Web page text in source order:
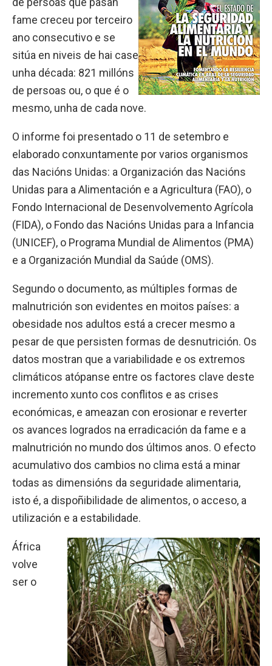
fame creceu por terceiro
ano consecutivo e se
sitúa en niveis de hai case
unha década: 821 millóns
de persoas ou, o que é o
mesmo, unha de cada nove.
O informe foi presentado o 11 de setembro e
elaborado conxuntamente por varios organismos
das Nacións Unidas: a Organización das Nacións
Unidas para a Alimentación e a Agricultura (FAO), o
Fondo Internacional de Desenvolvemento Agrícola
(FIDA), o Fondo das Nacións Unidas para a Infancia
(UNICEF), o Programa Mundial de Alimentos (PMA)
e a Organización Mundial da Saúde (OMS).
Segundo o documento, as múltiples formas de
malnutrición son evidentes en moitos países: a
obesidade nos adultos está a crecer mesmo a
pesar de que persisten formas de desnutrición. Os
datos mostran que a variabilidade e os extremos
climáticos atópanse entre os factores clave deste
incremento xunto cos conflitos e as crises
económicas, e ameazan con erosionar e reverter
os avances logrados na erradicación da fame e a
malnutrición no mundo dos últimos anos. O efecto
acumulativo dos cambios no clima está a minar
todas as dimensións da seguridade alimentaria,
isto é, a dispoñibilidade de alimentos, o acceso, a
utilización e a estabilidade.
África
volve
ser o